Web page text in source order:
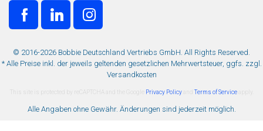
© 2016-2026 Bobbie Deutschland Vertriebs GmbH. All Rights Reserved.
* Alle Preise inkl. der jeweils geltenden gesetzlichen Mehrwertsteuer, ggfs. zzgl.
Versandkosten
This site is protected by reCAPTCHA and the Google Privacy PolicyandTerms of Serviceapply.
Alle Angaben ohne Gewähr. Änderungen sind jederzeit möglich.